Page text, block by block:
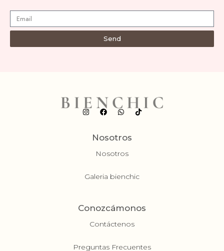
Send
Nosotros
Nosotros
Galeria bienchic
Conozcámonos
Contáctenos
Preguntas Frecuentes